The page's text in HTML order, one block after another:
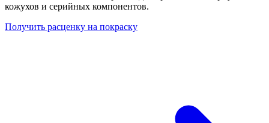
кожухов и серийных компонентов.
Получить расценку на покраску